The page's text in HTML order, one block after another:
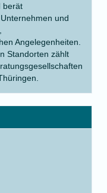
berät
und
Angelegenheiten.
Standorten zählt